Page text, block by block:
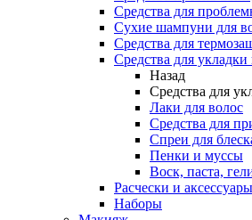
Средства для
Сухие шампуни для
Средства для
Средства для укладки
Назад
Средства для
Лаки для волос
Средства для
Спреи для
Пенки и муссы
Воск, паста,
Расчески и
Наборы